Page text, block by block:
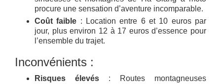
procure une sensation d’aventure incomparable.
Coût faible : Location entre 6 et 10 euros par
jour, plus environ 12 à 17 euros d’essence pour
l’ensemble du trajet.
Inconvénients :
Risques élevés : Routes montagneuses